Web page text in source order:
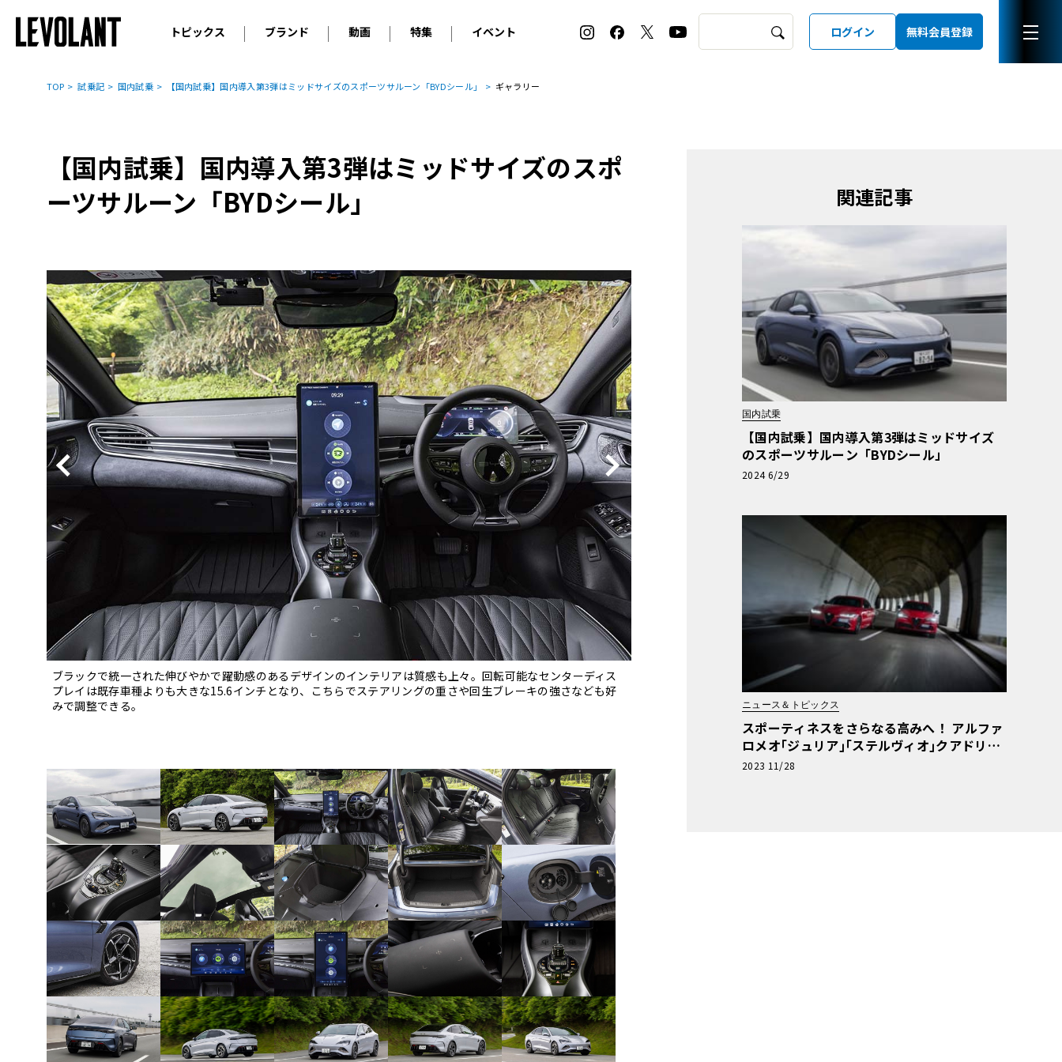
トピックス
ニュース
コラム
ブランド
輸入車 アウディ BMW
プジョー
ルノー
アバルト
アルファ・ロメオ
ランボルギーニ
MINI
モーガン
ロールス・ロイス
キャデラック
シボレー
ジープ
テスラ
ヒョンデ
BYD
その他
国産車 レクサス トヨタ
日産
ホンダ
スバル
マツダ
三菱
ダイハツ
スズキ
光岡
その他
動画
オリジナル動画
特集
2026 サマータイヤ＆ホイール バイヤーズガイド
ホイールカタログ
タイヤ特集
イベント
ル・ボラン カーズ・ミート2026横浜
EV:LIFE KOBE 2025
ル・ボラン カーズ・ミート2025横浜
ログイン 無料会員登録
TOP 試乗記 国内試乗 【国内試乗】国内導入第3弾はミッドサイズのスポーツサルーン「BYDシール」 ギャラリー
【国内試乗】国内導入第3弾はミッドサイズのスポ
ーツサルーン「BYDシール」
ブラックで統一された伸びやかで躍動感のあるデザインのインテリアは質感も上々。回転可能なセンターディス
プレイは既存車種よりも大きな15.6インチとなり、こちらでステアリングの重さや回生ブレーキの強さなども好
みで調整できる。
関連記事
国内試乗
【国内試乗】国内導入第3弾はミッドサイズ
のスポーツサルーン「BYDシール」
2024 6/29
ニュース＆トピックス
スポーティネスをさらなる高みへ！ アルファ
ロメオ｢ジュリア｣｢ステルヴィオ｣クアドリフ
ォリオの仕様を向上
2023 11/28